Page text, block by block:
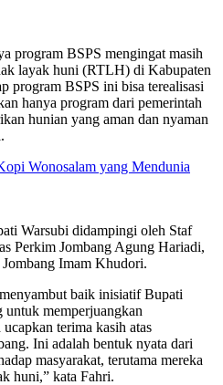
program BSPS mengingat masih
layak huni (RTLH) di Kabupaten
program BSPS ini bisa terealisasi
hanya program dari pemerintah
hunian yang aman dan nyaman
Wonosalam yang Mendunia
Warsubi didampingi oleh Staf
Perkim Jombang Agung Hariadi,
Imam Khudori.
baik inisiatif Bupati
untuk memperjuangkan
terima kasih atas
Ini adalah bentuk nyata dari
masyarakat, terutama mereka
huni,” kata Fahri.